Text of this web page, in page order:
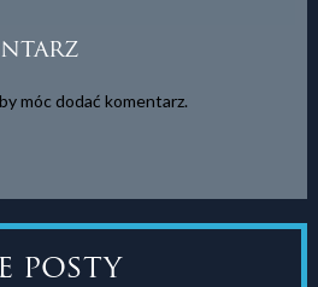
móc dodać komentarz.
posty